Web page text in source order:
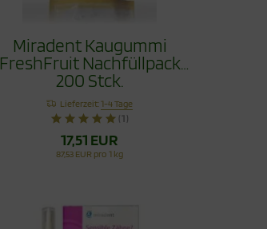
Miradent Kaugummi
FreshFruit Nachfüllpack
200 Stck.
Lieferzeit:1-4 Tage
(1)
17,51 EUR
87,53 EUR pro 1 kg